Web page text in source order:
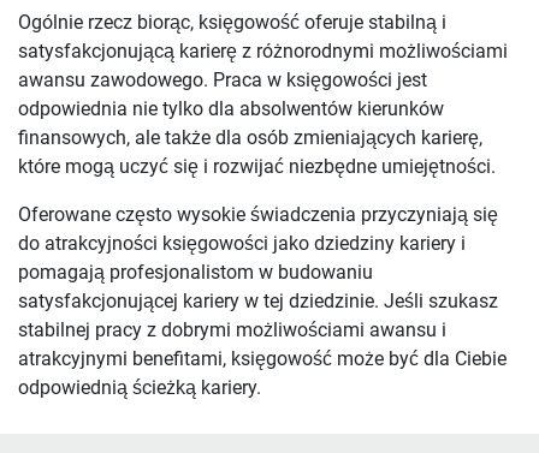
Ogólnie rzecz biorąc, księgowość oferuje stabilną i
satysfakcjonującą karierę z różnorodnymi możliwościami
awansu zawodowego. Praca w księgowości jest
odpowiednia nie tylko dla absolwentów kierunków
finansowych, ale także dla osób zmieniających karierę,
które mogą uczyć się i rozwijać niezbędne umiejętności.
Oferowane często wysokie świadczenia przyczyniają się
do atrakcyjności księgowości jako dziedziny kariery i
pomagają profesjonalistom w budowaniu
satysfakcjonującej kariery w tej dziedzinie. Jeśli szukasz
stabilnej pracy z dobrymi możliwościami awansu i
atrakcyjnymi benefitami, księgowość może być dla Ciebie
odpowiednią ścieżką kariery.